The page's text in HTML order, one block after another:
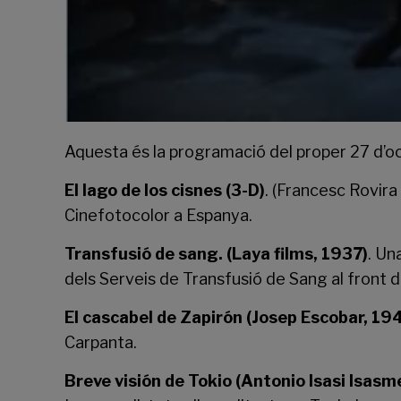
Aquesta és la programació del proper 27
El lago de los cisnes (3-D). (Francesc
Cinefotocolor a Espanya.
Transfusió de sang. (Laya films, 1937).
dels Serveis de Transfusió de Sang al front
El cascabel de Zapirón (Josep Escobar,
Carpanta.
Breve visión de Tokio (Antonio Isasi